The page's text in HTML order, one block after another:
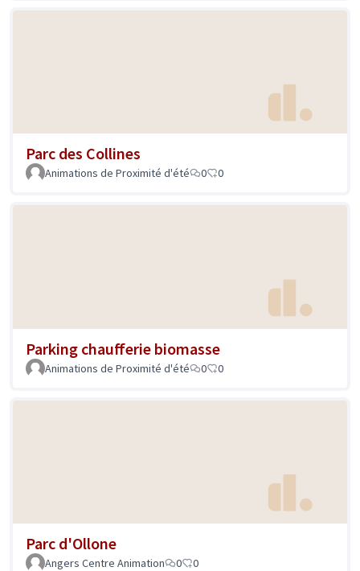
Parc des Collines
Animations de Proximité d'été 0 0
Parking chaufferie biomasse
Animations de Proximité d'été 0 0
Parc d'Ollone
Angers Centre Animation 0 0